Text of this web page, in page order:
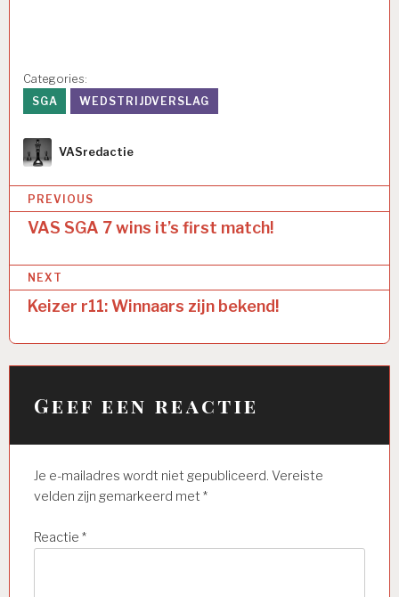
Categories:
SGA
WEDSTRIJDVERSLAG
Author
VASredactie
Bericht
navigatie
PREVIOUS
VAS SGA 7 wins it’s first match!
NEXT
Keizer r11: Winnaars zijn bekend!
Geef een reactie
Je e-mailadres wordt niet gepubliceerd. Vereiste
velden zijn gemarkeerd met *
Reactie *